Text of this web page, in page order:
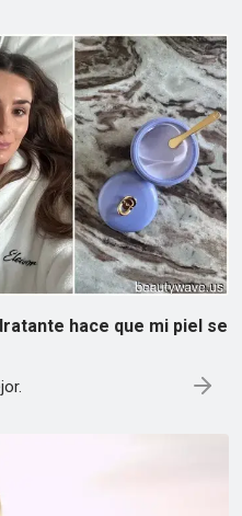
hace que mi piel se